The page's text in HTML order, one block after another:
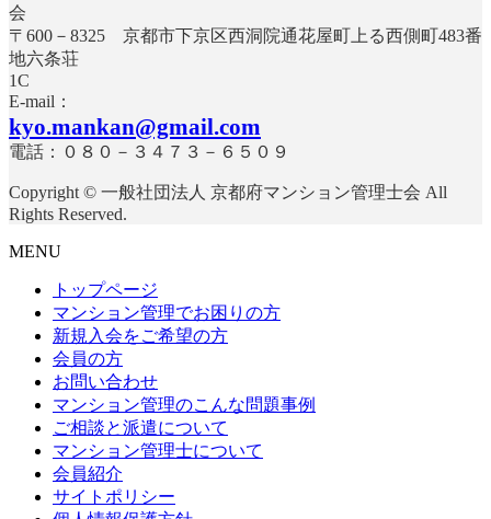
〒600－8325 京都市下京区西洞院通花屋町上る西側町483番
地六条荘
E-mail：
kyo.mankan@gmail.com
電話：０８０－３４７３－６５０９
Copyright © 一般社団法人 京都府マンション管理士会 All
Rights Reserved.
MENU
トップページ
マンション管理でお困りの方
新規入会をご希望の方
会員の方
お問い合わせ
マンション管理のこんな問題事例
ご相談と派遣について
マンション管理士について
会員紹介
サイトポリシー